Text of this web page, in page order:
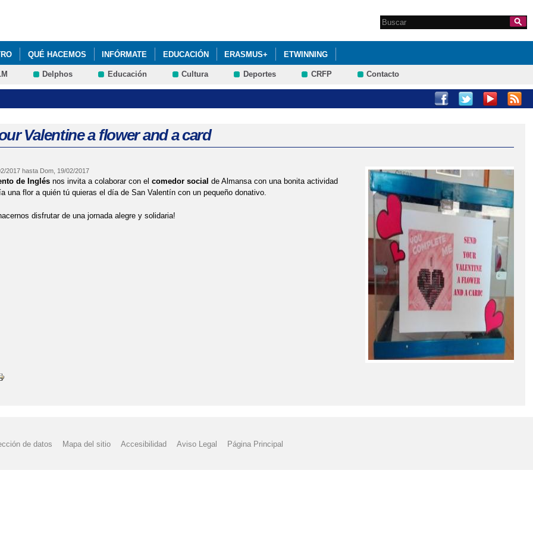
Formulario de
Search this site
QUÉ HACEMOS INFÓRMATE EDUCACIÓN ERASMUS+ ETWINNING
Delphos Educación Cultura Deportes CRFP Contacto
Valentine a flower and a card
2017hasta Dom, 19/02/2017
de Inglésnos invita a colaborar con el comedor social de Almansa con una bonita actividad
una flor a quién tú quieras el día de San Valentín con un pequeño donativo.
disfrutar de una jornada alegre y solidaria!
de datos Mapa del sitio Accesibilidad Aviso Legal Página Principal